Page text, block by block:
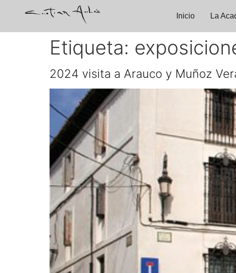
Inicio La
Etiqueta:
2024 visita a Arauco y Muñoz